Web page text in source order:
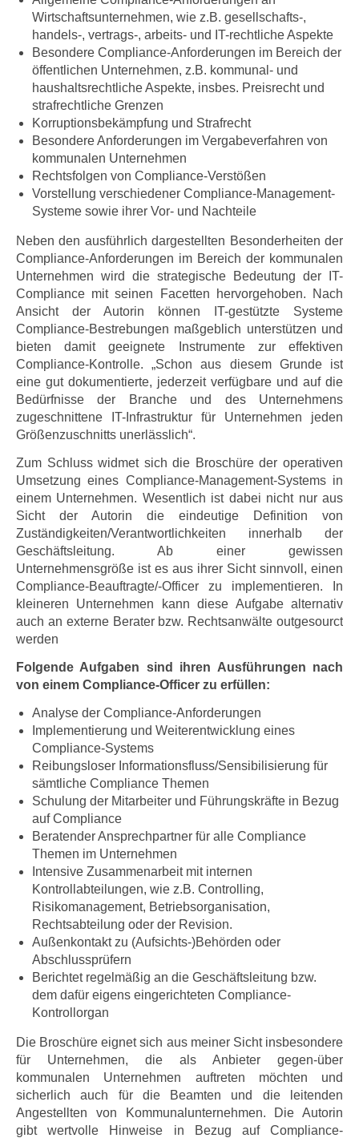
Wirtschaftsunternehmen, wie z.B. gesellschafts-,
handels-, vertrags-, arbeits- und IT-rechtliche Aspekte
Besondere Compliance-Anforderungen im Bereich der
öffentlichen Unternehmen, z.B. kommunal- und
haushaltsrechtliche Aspekte, insbes. Preisrecht und
strafrechtliche Grenzen
Korruptionsbekämpfung und Strafrecht
Besondere Anforderungen im Vergabeverfahren von
kommunalen Unternehmen
Rechtsfolgen von Compliance-Verstößen
Vorstellung verschiedener Compliance-Management-
Systeme sowie ihrer Vor- und Nachteile
Neben den ausführlich dargestellten Besonderheiten der
Compliance-Anforderungen im Bereich der kommunalen
Unternehmen wird die strategische Bedeutung der IT-
Compliance mit seinen Facetten hervorgehoben. Nach
Ansicht der Autorin können IT-gestützte Systeme
Compliance-Bestrebungen maßgeblich unterstützen und
bieten damit geeignete Instrumente zur effektiven
Compliance-Kontrolle. „Schon aus diesem Grunde ist
eine gut dokumentierte, jederzeit verfügbare und auf die
Bedürfnisse der Branche und des Unternehmens
zugeschnittene IT-Infrastruktur für Unternehmen jeden
Größenzuschnitts unerlässlich“.
Zum Schluss widmet sich die Broschüre der operativen
Umsetzung eines Compliance-Management-Systems in
einem Unternehmen. Wesentlich ist dabei nicht nur aus
Sicht der Autorin die eindeutige Definition von
Zuständigkeiten/Verantwortlichkeiten innerhalb der
Geschäftsleitung. Ab einer gewissen
Unternehmensgröße ist es aus ihrer Sicht sinnvoll, einen
Compliance-Beauftragte/-Officer zu implementieren. In
kleineren Unternehmen kann diese Aufgabe alternativ
auch an externe Berater bzw. Rechtsanwälte outgesourct
werden
Folgende Aufgaben sind ihren Ausführungen nach
von einem Compliance-Officer zu erfüllen:
Analyse der Compliance-Anforderungen
Implementierung und Weiterentwicklung eines
Compliance-Systems
Reibungsloser Informationsfluss/Sensibilisierung für
sämtliche Compliance Themen
Schulung der Mitarbeiter und Führungskräfte in Bezug
auf Compliance
Beratender Ansprechpartner für alle Compliance
Themen im Unternehmen
Intensive Zusammenarbeit mit internen
Kontrollabteilungen, wie z.B. Controlling,
Risikomanagement, Betriebsorganisation,
Rechtsabteilung oder der Revision.
Außenkontakt zu (Aufsichts-)Behörden oder
Abschlussprüfern
Berichtet regelmäßig an die Geschäftsleitung bzw.
dem dafür eigens eingerichteten Compliance-
Kontrollorgan
Die Broschüre eignet sich aus meiner Sicht insbesondere
für Unternehmen, die als Anbieter gegen-über
kommunalen Unternehmen auftreten möchten und
sicherlich auch für die Beamten und die leitenden
Angestellten von Kommunalunternehmen. Die Autorin
gibt wertvolle Hinweise in Bezug auf Compliance-